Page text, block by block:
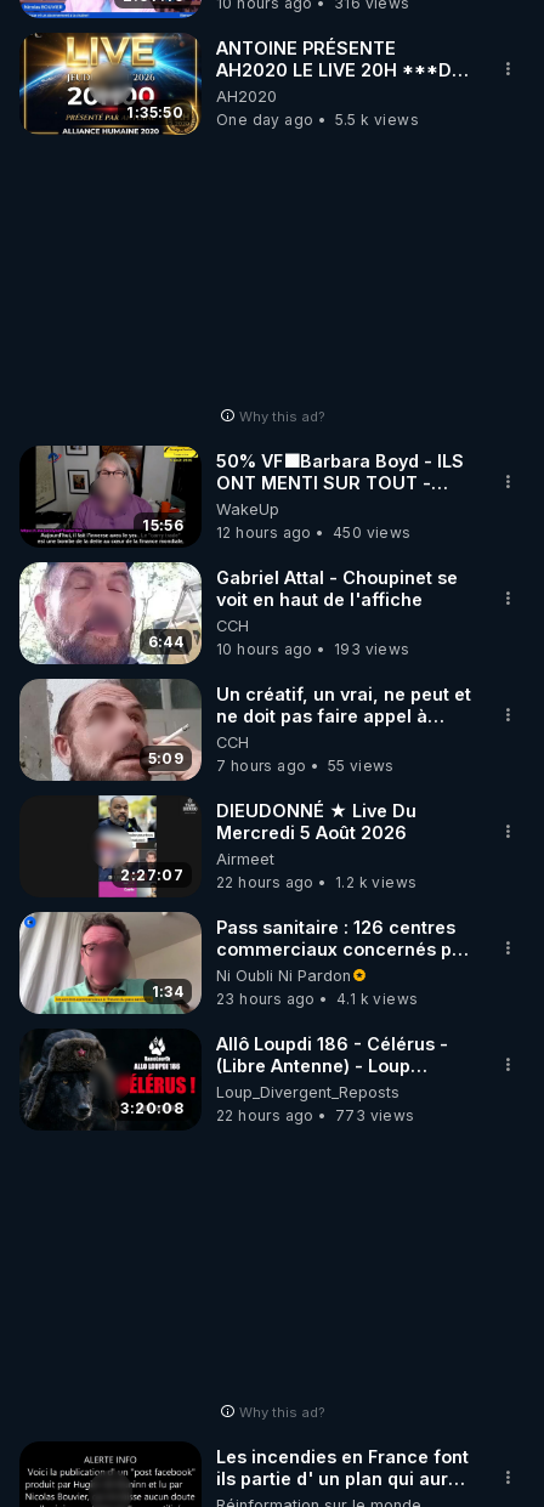
1:35:50
ANTOINE PRÉSENTE
AH2020 LE LIVE 20H ***DU
06/08/2026***
AH2020
One day ago
5.5 k views
Why this ad?
15:56
50% VF🟩Barbara Boyd - ILS
ONT MENTI SUR TOUT -
Jocelyne Traduction
WakeUp
12 hours ago
450 views
6:44
Gabriel Attal - Choupinet se
voit en haut de l'affiche
CCH
10 hours ago
193 views
5:09
Un créatif, un vrai, ne peut et
ne doit pas faire appel à
l'intelligence artificielle
CCH
7 hours ago
55 views
2:27:07
DIEUDONNÉ ★ Live Du
Mercredi 5 Août 2026
Airmeet
22 hours ago
1.2 k views
1:34
Pass sanitaire : 126 centres
commerciaux concernés par
l'obligation dans toute la
France
Ni Oubli Ni Pardon
23 hours ago
4.1 k views
3:20:08
Allô Loupdi 186 - Célérus -
(Libre Antenne) - Loup
Divergent 2026.08.06
Loup_Divergent_Reposts
22 hours ago
773 views
Why this ad?
Les incendies en France font
ils partie d' un plan qui aurait
débuté le 11 septembre 2001